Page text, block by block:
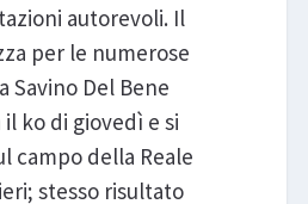
autorevoli. Il
per le numerose
Savino Del Bene
ko di giovedì e si
campo della Reale
stesso risultato